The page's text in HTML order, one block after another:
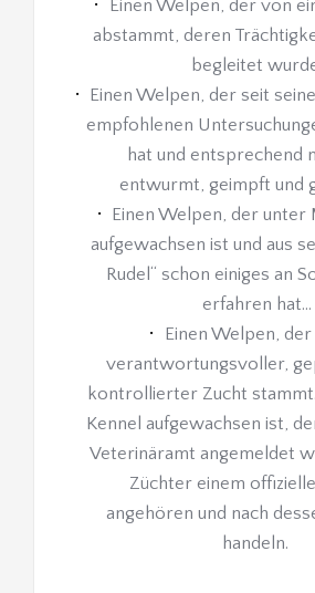
Einen Welpen, der von
abstammt, deren
begleitet
Einen Welpen, der seit
empfohlenen
hat und entsprechend
entwurmt, geimpft und
Einen Welpen, der unter
aufgewachsen ist und aus
Rudel“ schon einiges an
erfahren hat…
Einen Welpen, der
verantwortungsvoller,
kontrollierter Zucht
Kennel aufgewachsen ist,
Veterinäramt angemeldet
Züchter einem
angehören und nach
handeln.